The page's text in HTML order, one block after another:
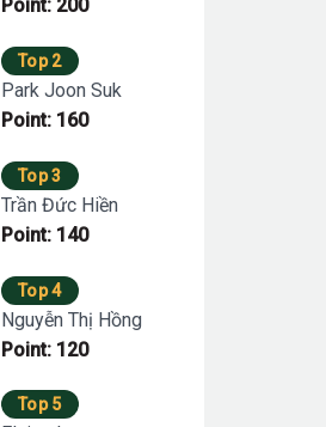
Point: 200
Top 2
Park Joon Suk
Point: 160
Top 3
Trần Đức Hiền
Point: 140
Top 4
Nguyễn Thị Hồng
Point: 120
Top 5